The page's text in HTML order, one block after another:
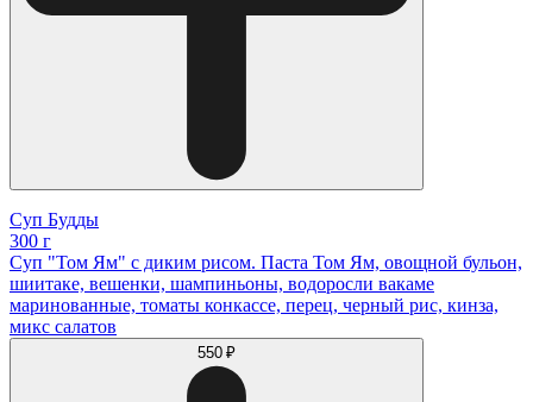
Суп Будды
300 г
Суп "Том Ям" с диким рисом. Паста Том Ям, овощной бульон,
шиитаке, вешенки, шампиньоны, водоросли вакаме
маринованные, томаты конкассе, перец, черный рис, кинза,
микс салатов
550 ₽